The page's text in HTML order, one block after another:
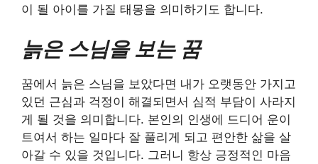
이 될 아이를 가질 태몽을 의미하기도 합니다.
늙은 스님을 보는 꿈
꿈에서 늙은 스님을 보았다면 내가 오랫동안 가지고
있던 근심과 걱정이 해결되면서 심적 부담이 사라지
게 될 것을 의미합니다. 본인의 인생에 드디어 운이
트여서 하는 일마다 잘 풀리게 되고 편안한 삶을 살
아갈 수 있을 것입니다. 그러니 항상 긍정적인 마음